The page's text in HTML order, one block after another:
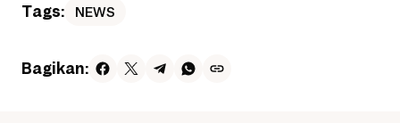
Tags: NEWS
Bagikan: